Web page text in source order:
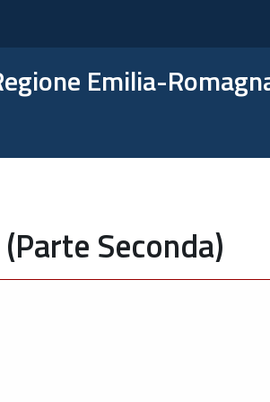
Emilia-
Seconda)